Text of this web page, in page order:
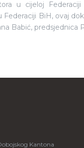
u cijeloj
BiH, ovaj
Babić, predsjednica
Kantona